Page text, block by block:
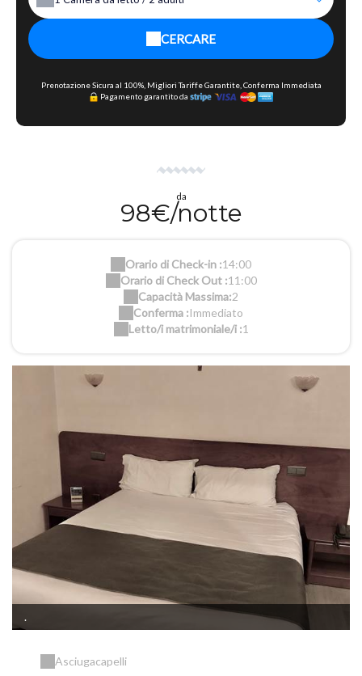
CERCARE
Prenotazione Sicura al 100%, Migliori Tariffe Garantite, Conferma Immediata
Pagamento garantito da
da
98€/notte
Orario di Check-in :14:00
Orario di Check Out :11:00
Capacità Massima:2
Conferma :Immediato
Letto/i matrimoniale/i :1
.
Asciugacapelli